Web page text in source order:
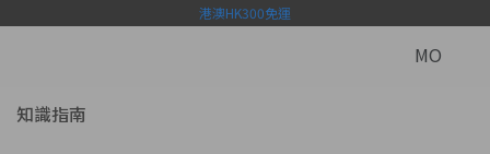
港澳HK300免運
MO
知識指南